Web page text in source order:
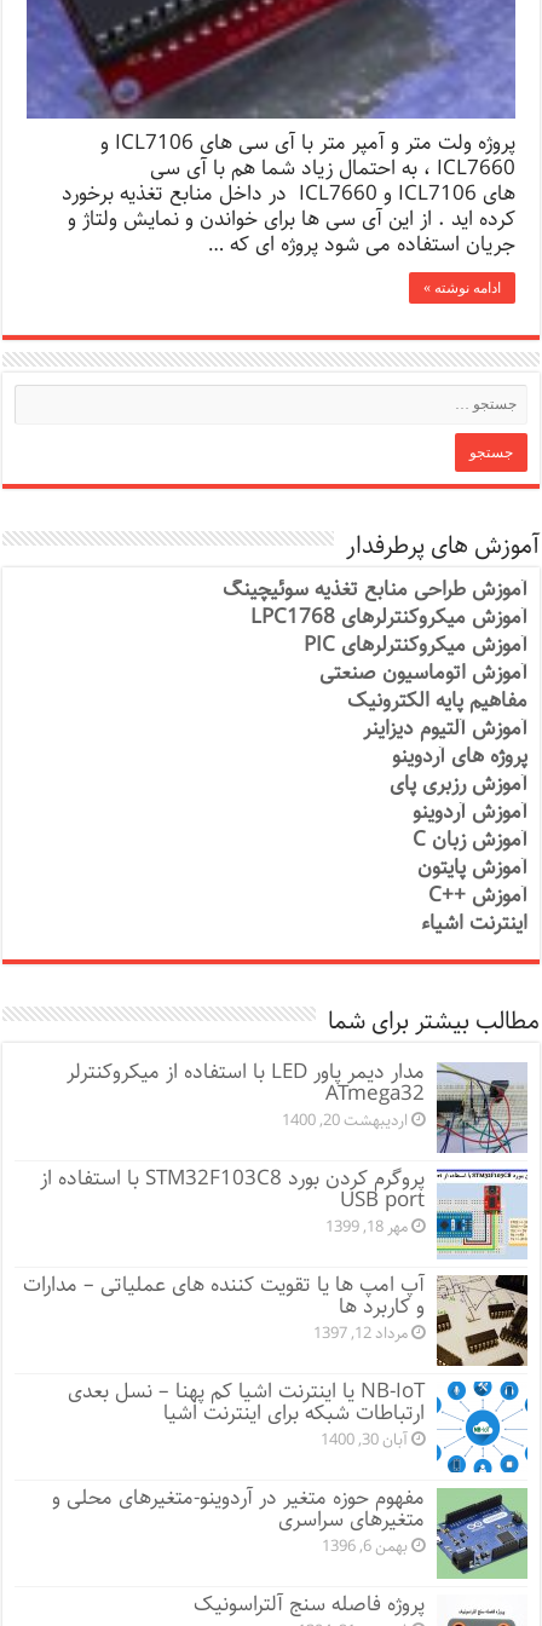
پروژه ولت متر و آمپر متر با آی سی های ICL7106 و
ICL7660 ، به احتمال زیاد شما هم با آی سی
های ICL7106 و ICL7660 در داخل منابع تغذیه برخورد
کرده اید . از این آی سی ها برای خواندن و نمایش ولتاژ و
جریان استفاده می شود پروژه ای که …
ادامه نوشته »
آموزش های پرطرفدار
آموزش طراحی منابع تغذیه سوئیچینگ
آموزش میکروکنترلرهای LPC1768
آموزش میکروکنترلرهای PIC
آموزش اتوماسیون صنعتی
مفاهیم پایه الکترونیک
آموزش آلتیوم دیزاینر
پروژه های آردوینو
آموزش رزبری پای
آموزش آردوینو
آموزش زبان C
آموزش پایتون
آموزش ++C
اینترنت اشیاء
مطالب بیشتر برای شما
مدار دیمر پاور LED با استفاده از میکروکنترلر
ATmega32
اردیبهشت 20, 1400
پروگرم کردن بورد STM32F103C8 با استفاده از
USB port
مهر 18, 1399
آپ امپ ها یا تقویت کننده های عملیاتی – مدارات
و کاربرد ها
مرداد 12, 1397
NB-IoT یا اینترنت اشیا کم پهنا – نسل بعدی
ارتباطات شبکه برای اینترنت اشیا
آبان 30, 1400
مفهوم حوزه متغیر در آردوینو-متغیرهای محلی و
متغیرهای سراسری
بهمن 6, 1396
پروژه فاصله سنج آلتراسونیک